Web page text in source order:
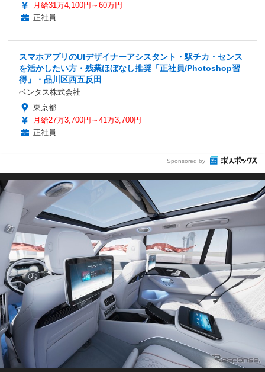
月給31万4,100円～60万円
正社員
スマホアプリのUIデザイナーアシスタント・駅チカ・センス
を活かしたい方・残業ほぼなし推奨「正社員/Photoshop習
得」・品川区西五反田
ベンタス株式会社
東京都
月給27万3,700円～41万3,700円
正社員
Sponsored by